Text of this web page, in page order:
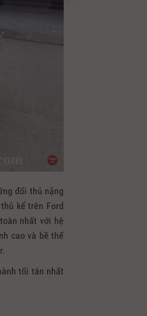
đối thủ nặng
kể trên Ford
nhất với hệ
cao và bề thế
tối tân nhất